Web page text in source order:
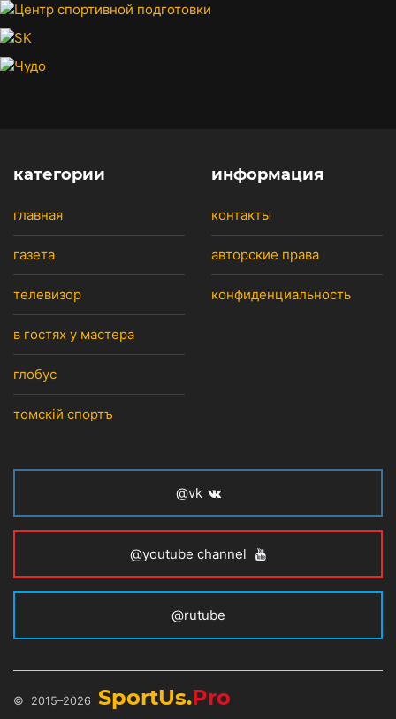
категории
главная
газета
телевизор
в гостях у мастера
глобус
томскiй спортъ
информация
контакты
авторские права
конфиденциальность
@vk
@youtube channel
@rutube
© 2015–2026 SportUs.Pro